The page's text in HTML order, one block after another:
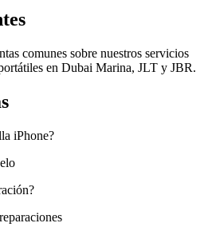
comunes sobre nuestros servicios
en Dubai Marina, JLT y JBR.
iPhone?